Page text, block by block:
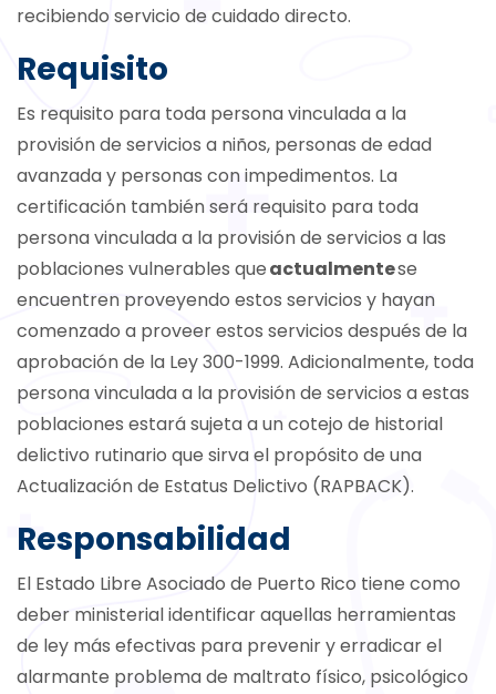
recibiendo servicio de cuidado directo.
Requisito
Es requisito para toda persona vinculada a la
provisión de servicios a niños, personas de edad
avanzada y personas con impedimentos. La
certificación también será requisito para toda
persona vinculada a la provisión de servicios a las
poblaciones vulnerables queactualmentese
encuentren proveyendo estos servicios y hayan
comenzado a proveer estos servicios después de la
aprobación de la Ley 300-1999. Adicionalmente, toda
persona vinculada a la provisión de servicios a estas
poblaciones estará sujeta a un cotejo de historial
delictivo rutinario que sirva el propósito de una
Actualización de Estatus Delictivo (RAPBACK).
Responsabilidad
El Estado Libre Asociado de Puerto Rico tiene como
deber ministerial identificar aquellas herramientas
de ley más efectivas para prevenir y erradicar el
alarmante problema de maltrato físico, psicológico